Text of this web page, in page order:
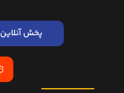
پخش آنلاین